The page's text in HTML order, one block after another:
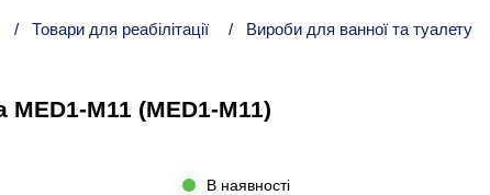
/ Товари для реабілітації / Вироби для ванної та туалету
M11 (MED1-M11)
В наявності